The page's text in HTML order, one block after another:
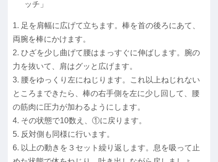
1. 足を肩幅に広げて立ちます。棒を首の後ろにあて、
両腕を棒にかけます。
2. ひざを少し曲げて腰はまっすぐに伸ばします。腕の
力を抜いて、肩はグッと広げます。
3. 腰をゆっくり左にねじります。これ以上ねじれない
ところまできたら、棒の右手側を左に少し回して、腰
の筋肉に圧力が加わるようにします。
4. その状態で10数え、①に戻ります。
5. 反対側も同様に行います。
6. 以上の動きを３セット繰り返します。息を吸って止